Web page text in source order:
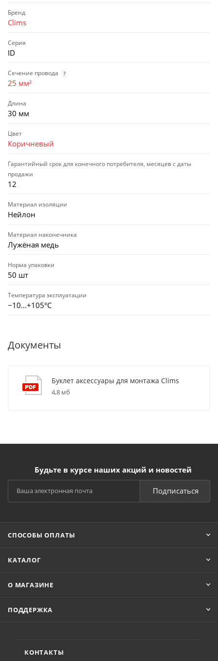
Бренд
Clims
Серия
ID
Сечение провода ?
25 мм²
Длина
30 мм
Цвет
Коричневый
Гарантийный срок для конечного потребителя, месяцев с даты
продажи
12
Материал изоляции
Нейлон
Материал наконечника
Лужёная медь
Норма упаковки
50 шт
Температура эксплуатации
−10…+105°C
Документы
Буклет аксессуары для монтажа Clims
4,8 мб
Будьте в курсе наших акций и новостей
Подписаться
СПОСОБЫ ОПЛАТЫ
КАТАЛОГ
О МАГАЗИНЕ
ПОДДЕРЖКА
КОНТАКТЫ